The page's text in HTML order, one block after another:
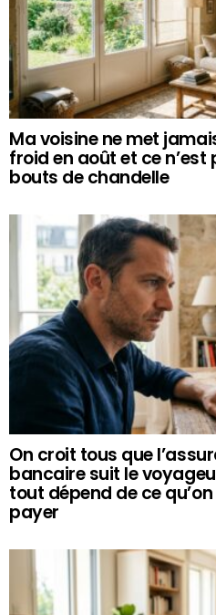
Ma voisine ne met
froid en août et ce
bouts de chandelle
On croit tous que
bancaire suit le
tout dépend de ce
payer